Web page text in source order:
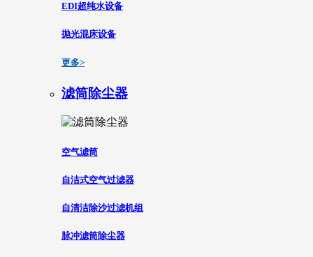
EDI超纯水设备
抛光混床设备
更多>
滤筒除尘器
空气滤筒
自洁式空气过滤器
自清洁除沙过滤机组
脉冲滤筒除尘器